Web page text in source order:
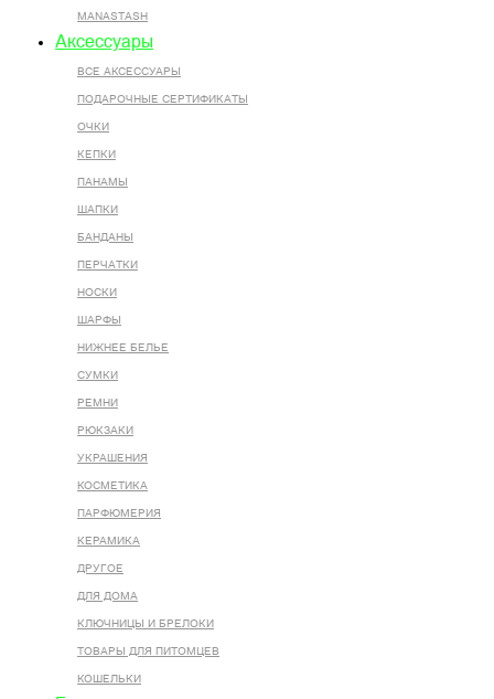
MANASTASH
Аксессуары
ВСЕ AКСЕССУАРЫ
ПОДАРОЧНЫЕ СЕРТИФИКАТЫ
ОЧКИ
КЕПКИ
ПАНАМЫ
ШАПКИ
БАНДАНЫ
ПЕРЧАТКИ
НОСКИ
ШАРФЫ
НИЖНЕЕ БЕЛЬЕ
СУМКИ
РЕМНИ
РЮКЗАКИ
УКРАШЕНИЯ
КОСМЕТИКА
ПАРФЮМЕРИЯ
КЕРАМИКА
ДРУГОЕ
ДЛЯ ДОМА
КЛЮЧНИЦЫ И БРЕЛОКИ
ТОВАРЫ ДЛЯ ПИТОМЦЕВ
КОШЕЛЬКИ